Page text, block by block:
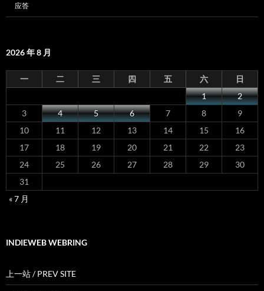
应答
2026 年 8 月
一 二 三 四 五 六
日
1
2
3
4 5 6 7 8
9
10
11 12 13 14 15
16
17
18 19 20 21 22
23
24
25 26 27 28 29
30
31
« 7 月
INDIEWEB WEBRING
上一站 / PREV SITE